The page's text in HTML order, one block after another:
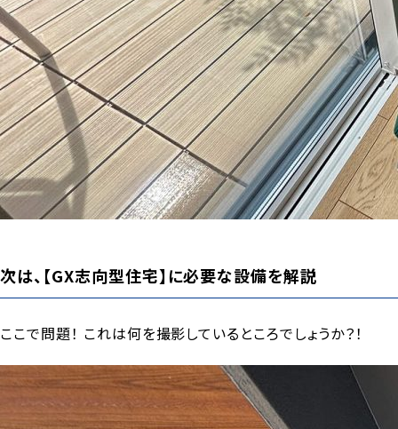
次は、【GX志向型住宅】に必要な設備を解説
ここで問題！ これは何を撮影しているところでしょうか？！